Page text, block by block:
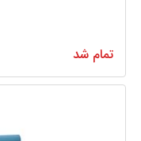
تمام شد